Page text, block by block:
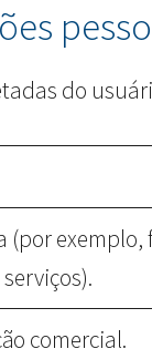
do
(por exemplo,
comercial.